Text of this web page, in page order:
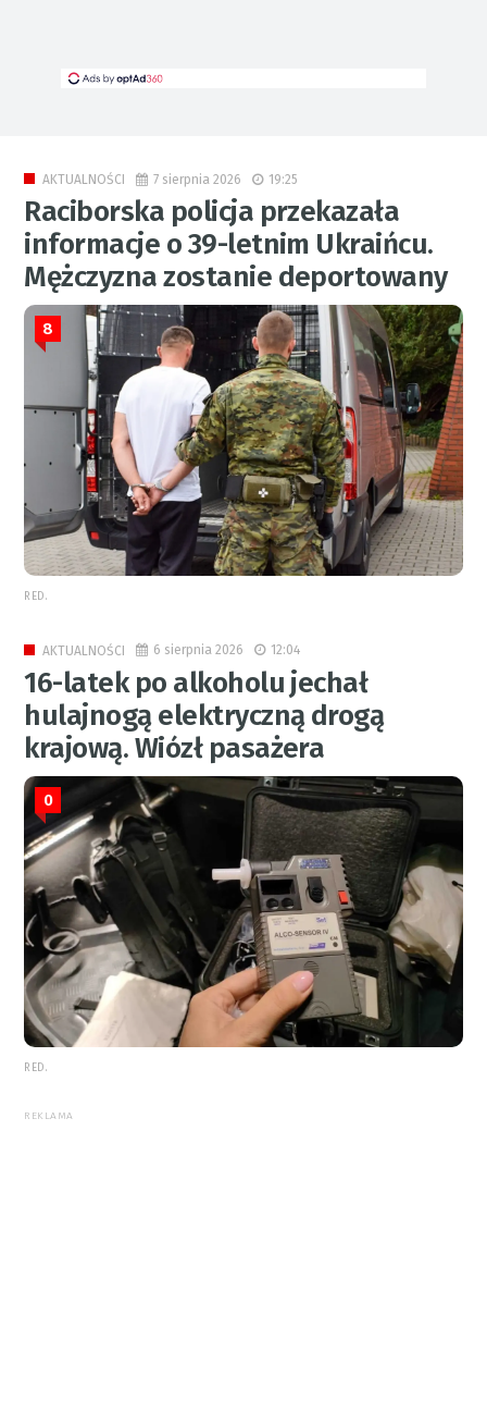
AKTUALNOŚCI 7 sierpnia 2026 19:25
Raciborska policja przekazała
informacje o 39-letnim Ukraińcu.
Mężczyzna zostanie deportowany
8
RED.
AKTUALNOŚCI 6 sierpnia 2026 12:04
16-latek po alkoholu jechał
hulajnogą elektryczną drogą
krajową. Wiózł pasażera
0
RED.
REKLAMA